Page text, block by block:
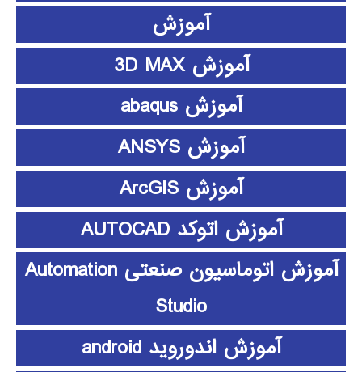
آموزش
آموزش 3D MAX
آموزش abaqus
آموزش ANSYS
آموزش ArcGIS
آموزش اتوکد AUTOCAD
آموزش اتوماسیون صنعتی Automation
Studio
آموزش اندوروید android